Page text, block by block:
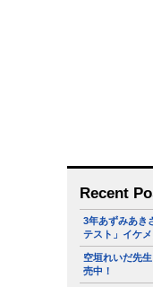
Recent
3年あずみあき
テスト」イケメ
空垣れいだ先
売中！